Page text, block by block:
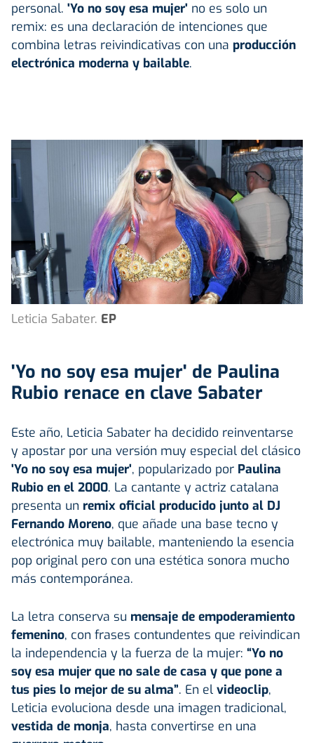
personal. 'Yo no soy esa mujer' no es solo un
remix: es una declaración de intenciones que
combina letras reivindicativas con una producción
electrónica moderna y bailable.
Leticia Sabater. EP
'Yo no soy esa mujer' de Paulina
Rubio renace en clave Sabater
Este año, Leticia Sabater ha decidido reinventarse
y apostar por una versión muy especial del clásico
'Yo no soy esa mujer', popularizado por Paulina
Rubio en el 2000. La cantante y actriz catalana
presenta un remix oficial producido junto al DJ
Fernando Moreno, que añade una base tecno y
electrónica muy bailable, manteniendo la esencia
pop original pero con una estética sonora mucho
más contemporánea.
La letra conserva su mensaje de empoderamiento
femenino, con frases contundentes que reivindican
la independencia y la fuerza de la mujer: “Yo no
soy esa mujer que no sale de casa y que pone a
tus pies lo mejor de su alma”. En el videoclip,
Leticia evoluciona desde una imagen tradicional,
vestida de monja, hasta convertirse en una